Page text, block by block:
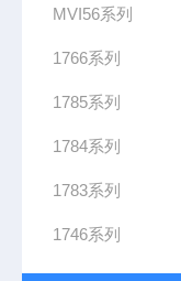
MVI56系列
1766系列
1785系列
1784系列
1783系列
1746系列